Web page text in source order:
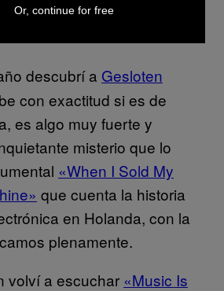
visual o musical que
descubrí a Gesloten
con exactitud si es de
es algo muy fuerte y
misterio que lo
«When I Sold My
que cuenta la historia
en Holanda, con la
plenamente.
volví a escuchar «Music Is
Or, continue for free